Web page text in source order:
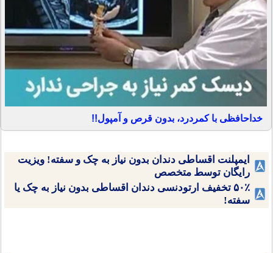
خداحافظی با کمردرد، بدون قرص و آمپول!!
ایمپلنت اقساطی دندان بدون نیاز به چک و سفته! ویزیت
رایگان توسط متخصص
۵۰٪ تخفیف ارتودنسی دندان اقساطی بدون نیاز به چک یا
سفته!